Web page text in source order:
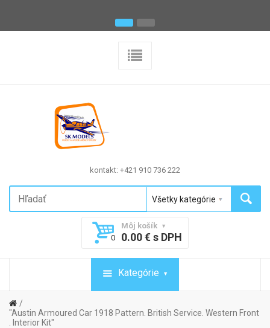
kontakt: +421 910 736 222
Môj košík
0
0.00 € s DPH
Kategórie
"Austin Armoured Car 1918 Pattern. British Service. Western Front
. Interior Kit"